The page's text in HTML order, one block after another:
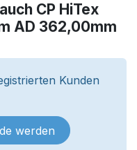
CP HiTex
AD 362,00mm
Kunden
werden